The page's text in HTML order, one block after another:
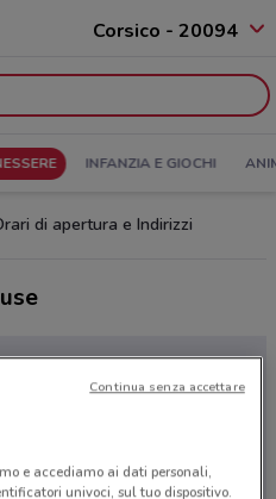
Corsico - 20094
INFANZIA E GIOCHI
di apertura e Indirizzi
e accediamo ai dati personali,
univoci, sul tuo dispositivo.
Continua senza accettare